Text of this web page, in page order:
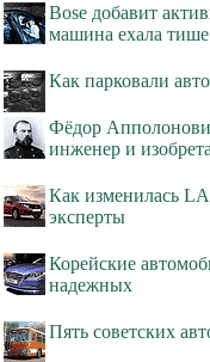
Bose добавит
машина ехала тише
Как парковали
Фёдор
инженер и
Как изменилась
эксперты
Корейские
надежных
Пять советских